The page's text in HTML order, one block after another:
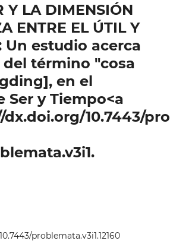
Y LA DIMENSIÓN
ENTRE EL ÚTIL Y
Un estudio acerca
término "cosa
en el
Ser y Tiempo<a
10.7443/
problemata.v3i1.12160